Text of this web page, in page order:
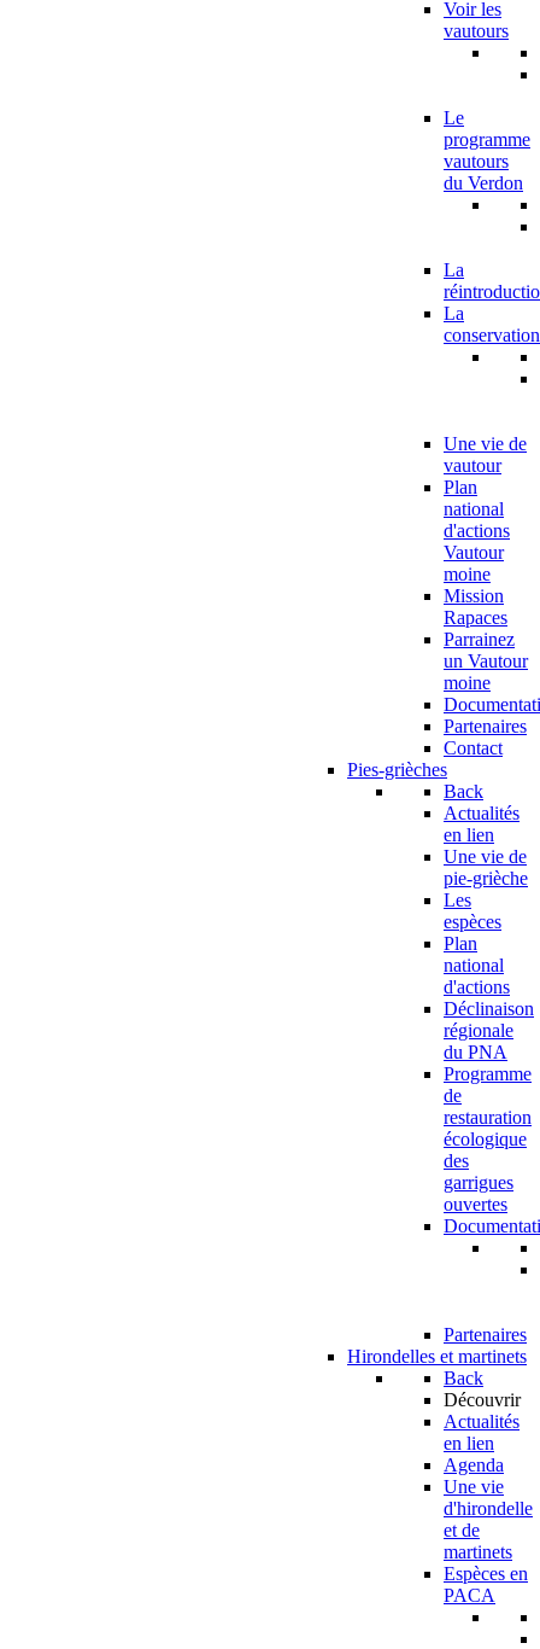
Voir les
vautours
Le
programme
vautours
du Verdon
La
La
conservation
Une vie de
vautour
Plan
national
d'actions
Vautour
moine
Mission
Rapaces
Parrainez
un Vautour
moine
Partenaires
Contact
Pies-grièches
Back
Actualités
en lien
Une vie de
pie-grièche
Les
espèces
Plan
national
d'actions
Déclinaison
régionale
du PNA
Programme
de
restauration
écologique
des
garrigues
ouvertes
Partenaires
Hirondelles et martinets
Back
Découvrir
Actualités
en lien
Agenda
Une vie
d'hirondelle
et de
martinets
Espèces en
PACA